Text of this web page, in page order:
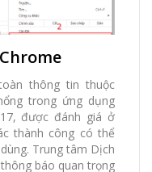
0 Bình luận
thông tin thuộc
trong ứng dụng
được đánh giá ở
thành công có thể
Trung tâm Dịch
báo quan trọng